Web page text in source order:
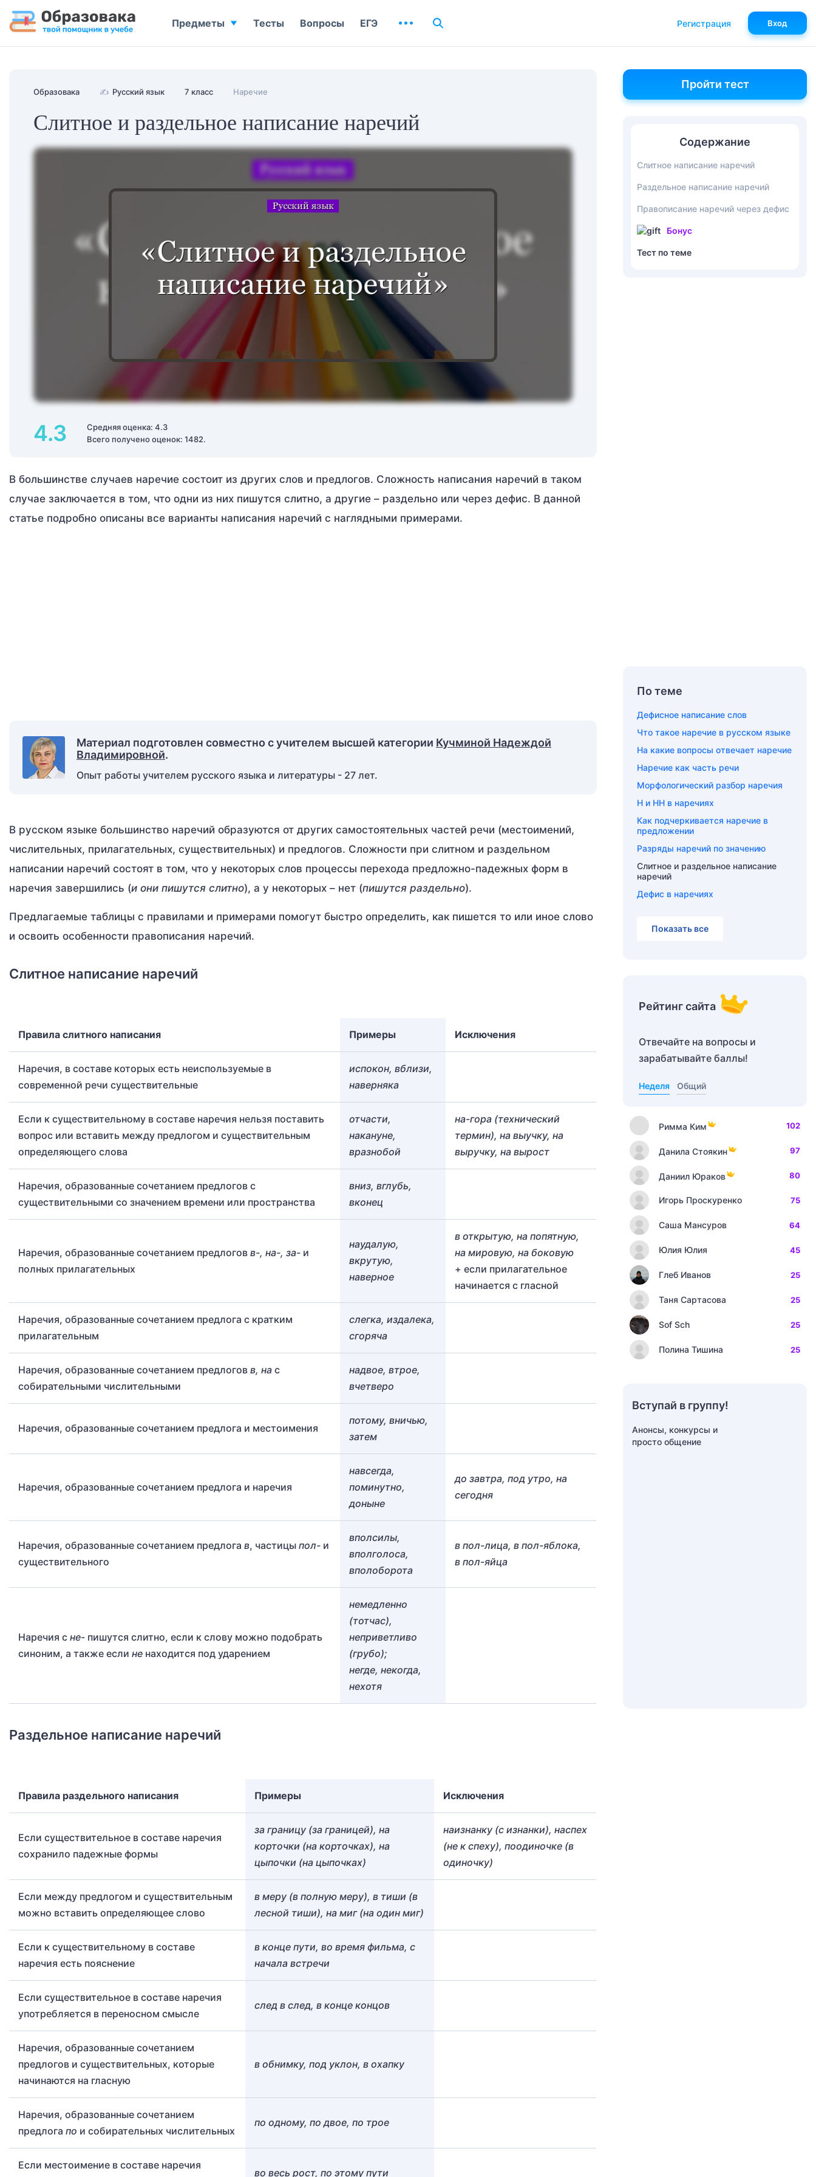
Образовака ✍ Русский язык 7 класс Наречие
Слитное и раздельное написание наречий
4.3
Средняя оценка: 4.3
Всего получено оценок: 1482.
В большинстве случаев наречие состоит из других слов и предлогов. Сложность написания наречий в таком
случае заключается в том, что одни из них пишутся слитно, а другие – раздельно или через дефис. В данной
статье подробно описаны все варианты написания наречий с наглядными примерами.
Материал подготовлен совместно с учителем высшей категории Кучминой Надеждой
Владимировной.
Опыт работы учителем русского языка и литературы - 27 лет.
В русском языке большинство наречий образуются от других самостоятельных частей речи (местоимений,
числительных, прилагательных, существительных) и предлогов. Сложности при слитном и раздельном
написании наречий состоят в том, что у некоторых слов процессы перехода предложно-падежных форм в
наречия завершились (и они пишутся слитно), а у некоторых – нет (пишутся раздельно).
Предлагаемые таблицы с правилами и примерами помогут быстро определить, как пишется то или иное слово
и освоить особенности правописания наречий.
Слитное написание наречий
Правила слитного написания Примеры Исключения
Наречия, в составе которых есть неиспользуемые в
современной речи существительные
испокон, вблизи,
наверняка
Если к существительному в составе наречия нельзя поставить
вопрос или вставить между предлогом и существительным
определяющего слова
отчасти,
накануне,
вразнобой
на-гора (технический
термин), на выучку, на
выручку, на вырост
Наречия, образованные сочетанием предлогов с
существительными со значением времени или пространства
вниз, вглубь,
вконец
Наречия, образованные сочетанием предлогов в-, на-, за- и
полных прилагательных
наудалую,
вкрутую,
наверное
в открытую, на попятную,
на мировую, на боковую
+ если прилагательное
начинается с гласной
Наречия, образованные сочетанием предлога с кратким
прилагательным
слегка, издалека,
сгоряча
Наречия, образованные сочетанием предлогов в, на с
собирательными числительными
надвое, втрое,
вчетверо
Наречия, образованные сочетанием предлога и местоимения
потому, вничью,
затем
Наречия, образованные сочетанием предлога и наречия
навсегда,
поминутно,
доныне
до завтра, под утро, на
сегодня
Наречия, образованные сочетанием предлога в, частицы пол- и
существительного
вполсилы,
вполголоса,
вполоборота
в пол-лица, в пол-яблока,
в пол-яйца
Наречия с не- пишутся слитно, если к слову можно подобрать
синоним, а также если не находится под ударением
немедленно
(тотчас),
неприветливо
(грубо);
негде, некогда,
нехотя
Раздельное написание наречий
Правила раздельного написания Примеры Исключения
Если существительное в составе наречия
сохранило падежные формы
за границу (за границей), на
корточки (на корточках), на
цыпочки (на цыпочках)
наизнанку (с изнанки), наспех
(не к спеху), поодиночке (в
одиночку)
Если между предлогом и существительным
можно вставить определяющее слово
в меру (в полную меру), в тиши (в
лесной тиши), на миг (на один миг)
Если к существительному в составе
наречия есть пояснение
в конце пути, во время фильма, с
начала встречи
Если существительное в составе наречия
употребляется в переносном смысле
след в след, в конце концов
Наречия, образованные сочетанием
предлогов и существительных, которые
начинаются на гласную
в обнимку, под уклон, в охапку
Наречия, образованные сочетанием
предлога по и собирательных числительных
по одному, по двое, по трое
Если местоимение в составе наречия
во весь рост, по этому пути
Пройти тест
Содержание
Слитное написание наречий
Раздельное написание наречий
Правописание наречий через дефис
Бонус
Тест по теме
По теме
Дефисное написание слов
Что такое наречие в русском языке
На какие вопросы отвечает наречие
Наречие как часть речи
Морфологический разбор наречия
Н и НН в наречиях
Как подчеркивается наречие в
предложении
Разряды наречий по значению
Слитное и раздельное написание
наречий
Дефис в наречиях
Показать все
Рейтинг сайта
Отвечайте на вопросы и
зарабатывайте баллы!
Неделя Общий
Римма Ким 102
Данила Стоякин 97
Даниил Юраков 80
Игорь Проскуренко 75
Саша Мансуров 64
Юлия Юлия 45
Глеб Иванов 25
Таня Сартасова 25
Sof Sch 25
Полина Тишина 25
Вступай в группу!
Анонсы, конкурсы и
просто общение
Предметы Тесты Вопросы ЕГЭ Регистрация Вход